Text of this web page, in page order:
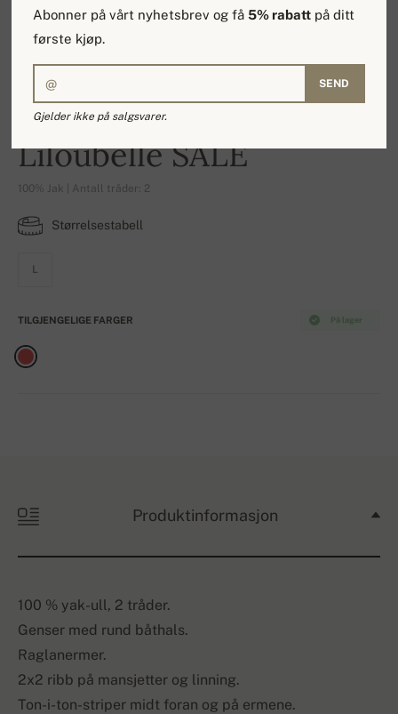
-16%
Liloubelle SALE
100% Jak | Antall tråder: 2
Størrelsestabell
L
På lager
TILGJENGELIGE FARGER
Produktinformasjon
100 % yak-ull, 2 tråder.
Genser med rund båthals.
Raglanermer.
2x2 ribb på mansjetter og linning.
Ton-i-ton-striper midt foran og på ermene.
Abonner på vårt nyhetsbrev og få5% rabatt på ditt
første kjøp.
SEND
Gjelder ikke på salgsvarer.